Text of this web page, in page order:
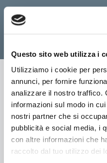
Questo sito web utilizza i
Utilizziamo i cookie per
annunci, per fornire
analizzare il nostro traffico.
informazioni sul modo in
nostri partner che si
pubblicità e social media, i
con altre informazioni che
raccolto dal tuo utilizzo dei
Gift Card
Regala benessere e
l’esperienza Aquagranda.
puoi donare a chi vuoi
vastissima offerta di
grandi d’Europa situato
Alpi Retiche, a Livigno.